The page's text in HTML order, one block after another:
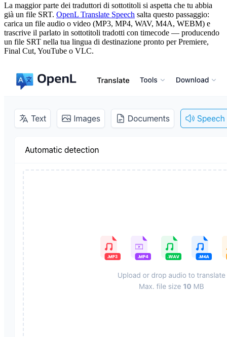
La maggior parte dei traduttori di sottotitoli si aspetta che tu abbia
già un file SRT. OpenL Translate Speech salta questo passaggio:
carica un file audio o video (MP3, MP4, WAV, M4A, WEBM) e
trascrive il parlato in sottotitoli tradotti con timecode — producendo
un file SRT nella tua lingua di destinazione pronto per Premiere,
Final Cut, YouTube o VLC.